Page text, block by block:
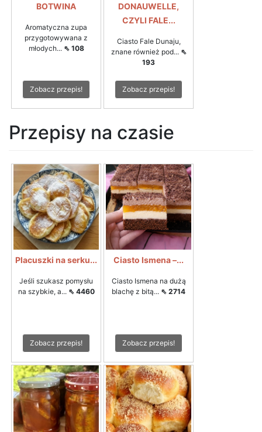
BOTWINA
Aromatyczna zupa
przygotowywana z
młodych... ⇖ 108
Zobacz przepis!
DONAUWELLE,
CZYLI FALE...
Ciasto Fale Dunaju,
znane również pod... ⇖
193
Zobacz przepis!
Przepisy na czasie
Placuszki na serku...
Jeśli szukasz pomysłu
na szybkie, a... ⇖ 4460
Zobacz przepis!
Ciasto Ismena –...
Ciasto Ismena na dużą
blachę z bitą... ⇖ 2714
Zobacz przepis!